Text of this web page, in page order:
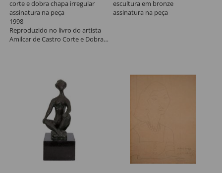
corte e dobra chapa irregular
assinatura na peça
1998
Reproduzido no livro do artista
Amilcar de Castro Corte e Dobra,
escultura em bronze
assinatura na peça